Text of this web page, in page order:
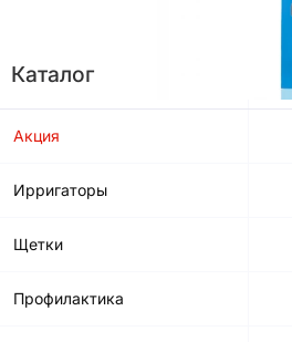
Каталог
Акция
Ирригаторы
Щетки
Профилактика